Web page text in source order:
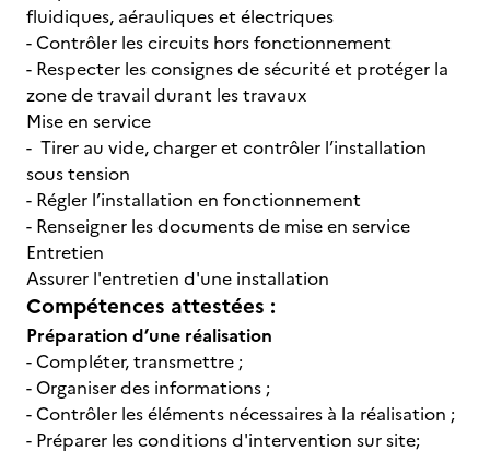
fluidiques, aérauliques et électriques
- Contrôler les circuits hors fonctionnement
- Respecter les consignes de sécurité et protéger la
zone de travail durant les travaux
Mise en service
- Tirer au vide, charger et contrôler l’installation
sous tension
- Régler l’installation en fonctionnement
- Renseigner les documents de mise en service
Entretien
Assurer l'entretien d'une installation
Compétences attestées :
Préparation d’une réalisation
- Compléter, transmettre ;
- Organiser des informations ;
- Contrôler les éléments nécessaires à la réalisation ;
- Préparer les conditions d'intervention sur site;